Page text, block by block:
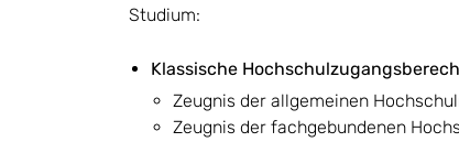
Studium:
Klassische
Zeugnis der allgemeinen
Zeugnis der fachgebundenen